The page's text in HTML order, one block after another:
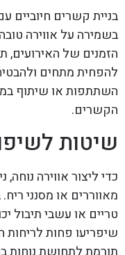
בניית קשרים חיוביים
בשמירה על אווירה
הזמנים של האירועים,
להפחית מתחים
השתתפות או שיתוף
הקשרים.
שיטות
כדי ליצור אווירה
מאווררים או מסנני
טריים או עשבי תיבול
שיפריעו פחות לריחות